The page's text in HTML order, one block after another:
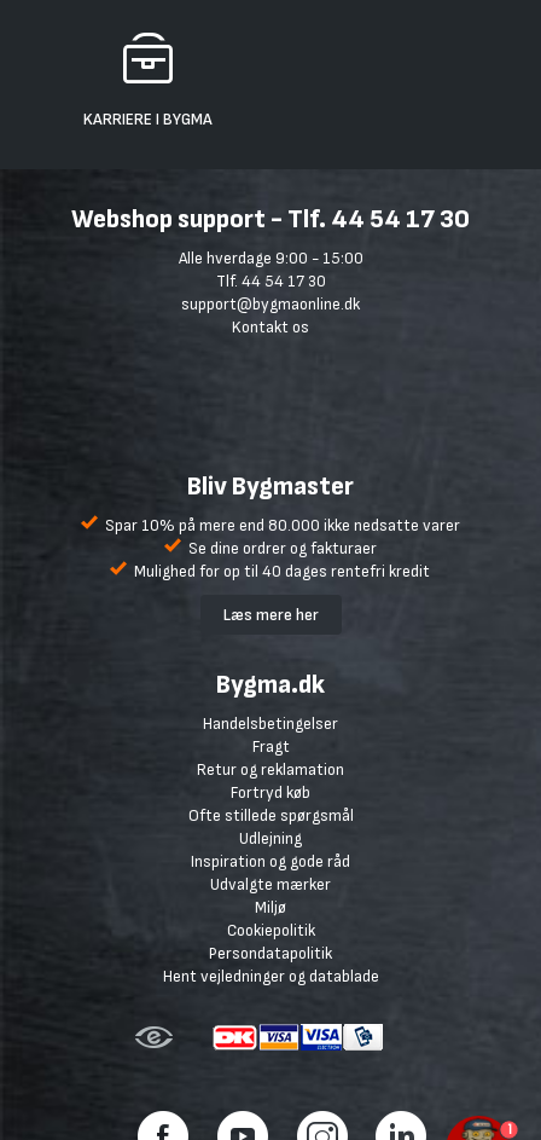
KARRIERE I BYGMA
Webshop support - Tlf. 44 54 17 30
Alle hverdage 9:00 - 15:00
Tlf. 44 54 17 30
support@bygmaonline.dk
Kontakt os
Bliv Bygmaster
Spar 10% på mere end 80.000 ikke nedsatte varer
Se dine ordrer og fakturaer
Mulighed for op til 40 dages rentefri kredit
Læs mere her
Bygma.dk
Handelsbetingelser
Fragt
Retur og reklamation
Fortryd køb
Ofte stillede spørgsmål
Udlejning
Inspiration og gode råd
Udvalgte mærker
Miljø
Cookiepolitik
Persondatapolitik
Hent vejledninger og datablade
1